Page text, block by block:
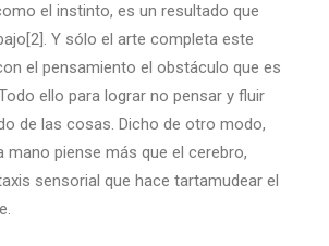
el instinto, es un resultado que
Y sólo el arte completa este
el pensamiento el obstáculo que es
ello para lograr no pensar y fluir
de las cosas. Dicho de otro modo,
mano piense más que el cerebro,
sensorial que hace tartamudear el